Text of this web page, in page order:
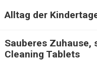
Alltag der
Sauberes Zuhause,
Cleaning Tablets